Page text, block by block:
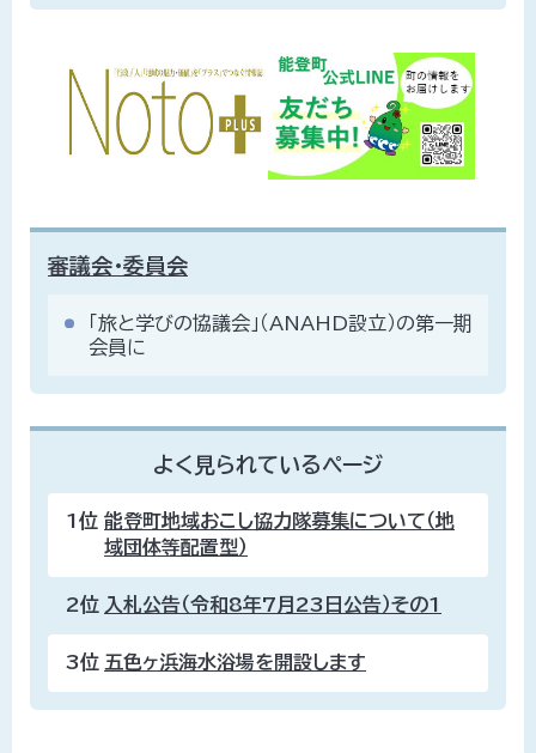
審議会・委員会
「旅と学びの協議会」（ANAHD設立）の第一期
会員に
よく見られているページ
1位 能登町地域おこし協力隊募集について（地
域団体等配置型）
2位 入札公告（令和8年7月23日公告）その1
3位 五色ヶ浜海水浴場を開設します